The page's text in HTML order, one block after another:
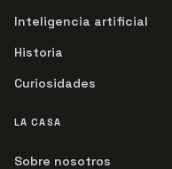
Inteligencia artificial
Historia
Curiosidades
LA CASA
Sobre nosotros